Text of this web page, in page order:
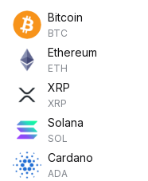
Bitcoin
BTC
Ethereum
ETH
XRP
XRP
Solana
SOL
Cardano
ADA